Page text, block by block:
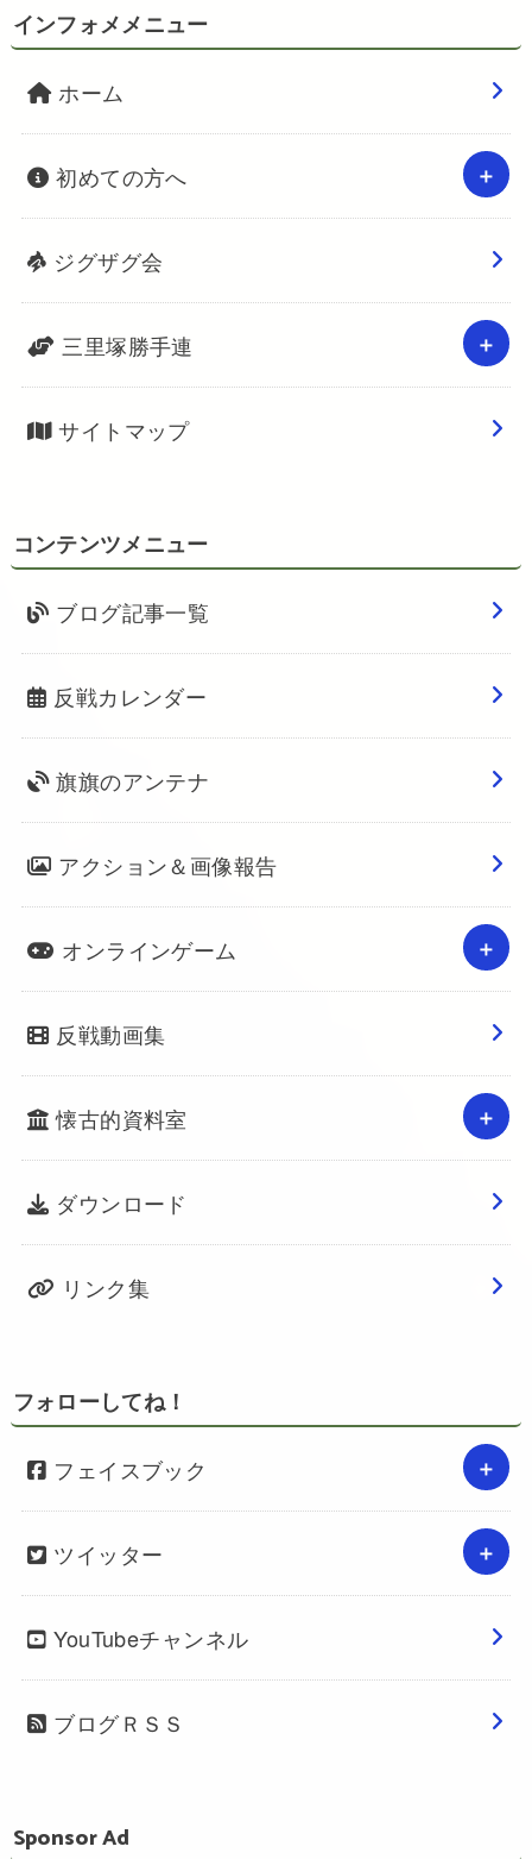
インフォメメニュー
ホーム
初めての方へ
ジグザグ会
三里塚勝手連
サイトマップ
コンテンツメニュー
ブログ記事一覧
反戦カレンダー
旗旗のアンテナ
アクション＆画像報告
オンラインゲーム
反戦動画集
懐古的資料室
ダウンロード
リンク集
フォローしてね！
フェイスブック
ツイッター
YouTubeチャンネル
ブログＲＳＳ
Sponsor Ad